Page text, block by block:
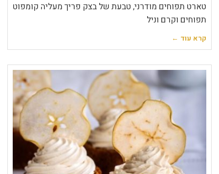
טארט תפוחים מודרני, טבעת של בצק פריך מעליה קומפוט
תפוחים וקרם וניל
קרא עוד ←